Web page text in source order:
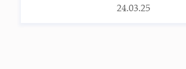
24.03.25